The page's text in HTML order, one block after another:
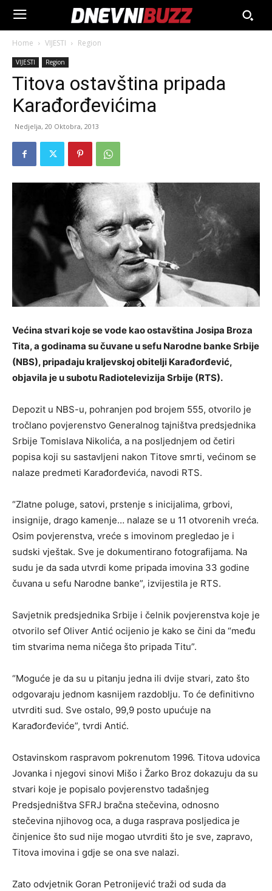
Home VIJESTI Region
VIJESTI Region
Titova ostavština pripada
Karađorđevićima
Nedjelja, 20 Oktobra, 2013
Većina stvari koje se vode kao ostavština Josipa Broza
Tita, a godinama su čuvane u sefu Narodne banke Srbije
(NBS), pripadaju kraljevskoj obitelji Karađorđević,
objavila je u subotu Radiotelevizija Srbije (RTS).
Depozit u NBS-u, pohranjen pod brojem 555, otvorilo je
tročlano povjerenstvo Generalnog tajništva predsjednika
Srbije Tomislava Nikolića, a na posljednjem od četiri
popisa koji su sastavljeni nakon Titove smrti, većinom se
nalaze predmeti Karađorđevića, navodi RTS.
“Zlatne poluge, satovi, prstenje s inicijalima, grbovi,
insignije, drago kamenje… nalaze se u 11 otvorenih vreća.
Osim povjerenstva, vreće s imovinom pregledao je i
sudski vještak. Sve je dokumentirano fotografijama. Na
sudu je da sada utvrdi kome pripada imovina 33 godine
čuvana u sefu Narodne banke”, izvijestila je RTS.
Savjetnik predsjednika Srbije i čelnik povjerenstva koje je
otvorilo sef Oliver Antić ocijenio je kako se čini da “među
tim stvarima nema ničega što pripada Titu”.
“Moguće je da su u pitanju jedna ili dvije stvari, zato što
odgovaraju jednom kasnijem razdoblju. To će definitivno
utvrditi sud. Sve ostalo, 99,9 posto upućuje na
Karađorđeviće”, tvrdi Antić.
Ostavinskom raspravom pokrenutom 1996. Titova udovica
Jovanka i njegovi sinovi Mišo i Žarko Broz dokazuju da su
stvari koje je popisalo povjerenstvo tadašnjeg
Predsjedništva SFRJ bračna stečevina, odnosno
stečevina njihovog oca, a duga rasprava posljedica je
činjenice što sud nije mogao utvrditi što je sve, zapravo,
Titova imovina i gdje se ona sve nalazi.
Zato odvjetnik Goran Petronijević traži od suda da